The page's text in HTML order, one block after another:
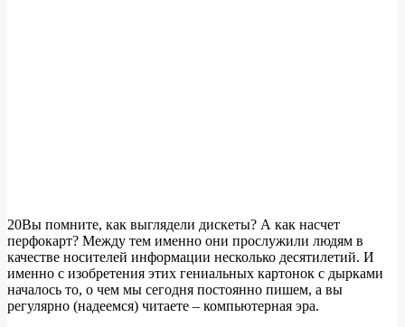
20Вы помните, как выглядели дискеты? А как насчет
перфокарт? Между тем именно они прослужили людям в
качестве носителей информации несколько десятилетий. И
именно с изобретения этих гениальных картонок с дырками
началось то, о чем мы сегодня постоянно пишем, а вы
регулярно (надеемся) читаете – компьютерная эра.